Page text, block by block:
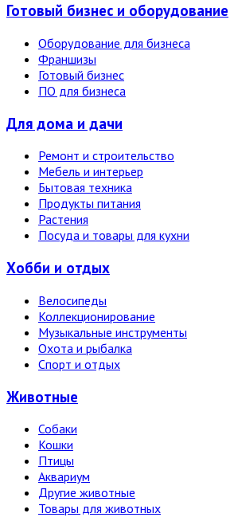
Готовый бизнес и оборудование
Оборудование для бизнеса
Франшизы
Готовый бизнес
ПО для бизнеса
Для дома и дачи
Ремонт и строительство
Мебель и интерьер
Бытовая техника
Продукты питания
Растения
Посуда и товары для кухни
Хобби и отдых
Велосипеды
Коллекционирование
Музыкальные инструменты
Охота и рыбалка
Спорт и отдых
Животные
Собаки
Кошки
Птицы
Аквариум
Другие животные
Товары для животных